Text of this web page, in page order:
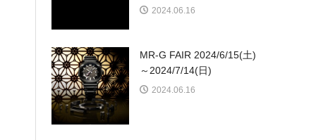
2024.06.16
MR-G FAIR 2024/6/15(土)
～2024/7/14(日)
2024.06.16